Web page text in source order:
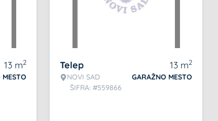
13 m2 Telep
NOVI SAD
ŠIFRA: #559866
13 m2
GARAŽNO MESTO